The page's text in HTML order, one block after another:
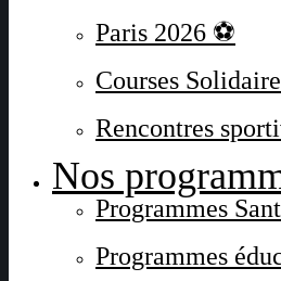
Paris 2026 ⚽
Courses
Rencontres
Nos
Programmes
Programmes